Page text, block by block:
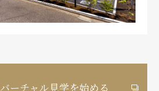
バーチャル見学を始める